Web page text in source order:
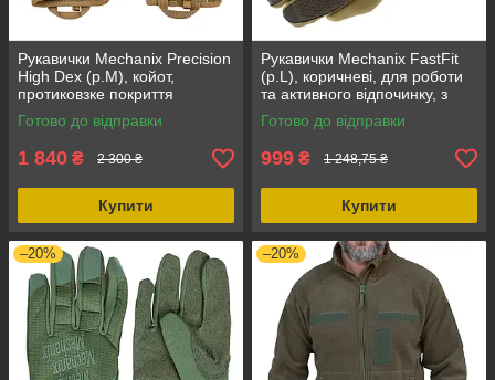
Рукавички Mechanix Precision
High Dex (р.M), койот,
протиковзке покриття
Padlock, еластичні манжети
Готово до відправки
1 840 ₴ 2 300 ₴
Купити
Рукавички Mechanix FastFit
(р.L), коричневі, для роботи
та активного відпочинку, з
еластичними манжетами
Готово до відправки
999 ₴ 1 248,75 ₴
Купити
–20% –20%